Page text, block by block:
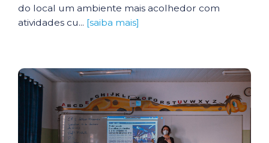
do local um ambiente mais acolhedor com
atividades cu... [saiba mais]